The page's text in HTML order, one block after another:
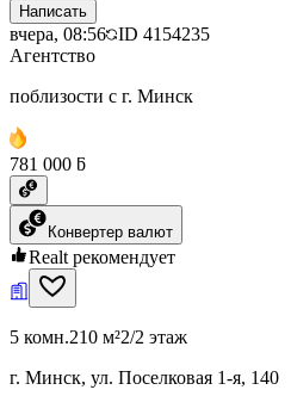
Написать
вчера, 08:56 ID 4154235
Агентство
поблизости с г. Минск
781 000 ƃ
Конвертер валют
Realt рекомендует
5 комн.210 м²2/2 этаж
г. Минск, ул. Поселковая 1-я, 140